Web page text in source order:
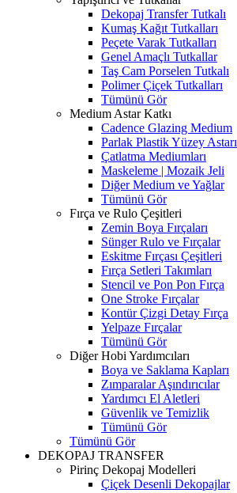
Dekopaj Transfer Tutkalı
Kumaş Kağıt Tutkalları
Peçete Varak Tutkalları
Genel Amaçlı Tutkallar
Taş Cam Porselen Tutkalı
Polimer Çiçek Tutkalları
Tümünü Gör
Medium Astar Katkı
Cadence Glazing Medium
Parlak Plastik Yüzey Astarı
Çatlatma Mediumları
Maskeleme | Mozaik Jeli
Diğer Medium ve Yağlar
Tümünü Gör
Fırça ve Rulo Çeşitleri
Zemin Boya Fırçaları
Sünger Rulo ve Fırçalar
Eskitme Fırçası Çeşitleri
Fırça Setleri Takımları
Stencil ve Pon Pon Fırça
One Stroke Fırçalar
Kontür Çizgi Detay Fırça
Yelpaze Fırçalar
Tümünü Gör
Diğer Hobi Yardımcıları
Boya ve Saklama Kapları
Zımparalar Aşındırıcılar
Yardımcı El Aletleri
Güvenlik ve Temizlik
Tümünü Gör
Tümünü Gör
DEKOPAJ TRANSFER
Pirinç Dekopaj Modelleri
Çiçek Desenli Dekopajlar